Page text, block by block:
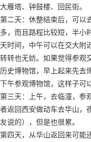
大雁塔、钟鼓楼、回民街。
第二天：休整结束后，可以
多，而且路程比较短，半小
天时间，中午可以在交大附
转转也无妨。如果觉得参观
历史博物馆，早上起来先去
下午参观博物馆，这样子可
第三天：上午，去临潼，参
者返回西安做动车去华山，
友说的），但是也很累。
第四天，从华山返回来可能